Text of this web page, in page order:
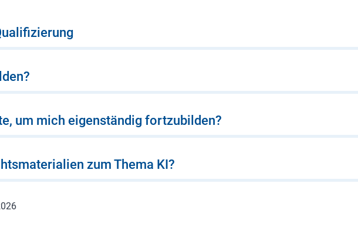
um mich eigenständig fortzubilden?
zum Thema KI?